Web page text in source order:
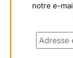
notre e-